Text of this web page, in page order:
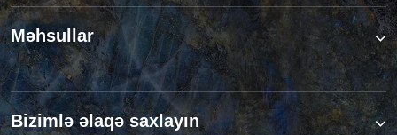
Məhsullar
Bizimlə əlaqə saxlayın